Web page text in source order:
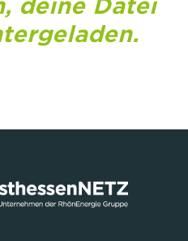
deine Datei